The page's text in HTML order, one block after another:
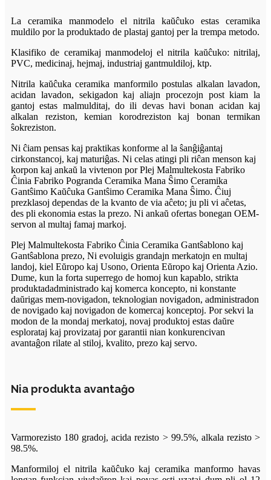
La ceramika manmodelo el nitrila kaŭĉuko estas ceramika
muldilo por la produktado de plastaj gantoj per la trempa metodo.
Klasifiko de ceramikaj manmodeloj el nitrila kaŭĉuko: nitrilaj,
PVC, medicinaj, hejmaj, industriaj gantmuldiloj, ktp.
Nitrila kaŭĉuka ceramika manformilo postulas alkalan lavadon,
acidan lavadon, sekigadon kaj aliajn procezojn post kiam la
gantoj estas malmulditaj, do ili devas havi bonan acidan kaj
alkalan reziston, kemian korodreziston kaj bonan termikan
ŝokreziston.
Ni ĉiam pensas kaj praktikas konforme al la ŝanĝiĝantaj
cirkonstancoj, kaj maturiĝas. Ni celas atingi pli riĉan menson kaj
korpon kaj ankaŭ la vivtenon por Plej Malmultekosta Fabriko
Ĉinia Fabriko Pogranda Ceramika Mana Ŝimo Ceramika
Gantŝimo Kaŭĉuka Gantŝimo Ceramika Mana Ŝimo. Ĉiuj
prezklasoj dependas de la kvanto de via aĉeto; ju pli vi aĉetas,
des pli ekonomia estas la prezo. Ni ankaŭ ofertas bonegan OEM-
servon al multaj famaj markoj.
Plej Malmultekosta Fabriko Ĉinia Ceramika Gantŝablono kaj
Gantŝablona prezo, Ni evoluigis grandajn merkatojn en multaj
landoj, kiel Eŭropo kaj Usono, Orienta Eŭropo kaj Orienta Azio.
Dume, kun la forta superrego de homoj kun kapablo, strikta
produktadadministrado kaj komerca koncepto, ni konstante
daŭrigas mem-novigadon, teknologian novigadon, administradon
de novigado kaj novigadon de komercaj konceptoj. Por sekvi la
modon de la mondaj merkatoj, novaj produktoj estas daŭre
esplorataj kaj provizataj por garantii nian konkurencivan
avantaĝon rilate al stiloj, kvalito, prezo kaj servo.
Nia produkta avantaĝo
Varmorezisto 180 gradoj, acida rezisto > 99.5%, alkala rezisto >
98.5%.
Manformiloj el nitrila kaŭĉuko kaj ceramika manformo havas